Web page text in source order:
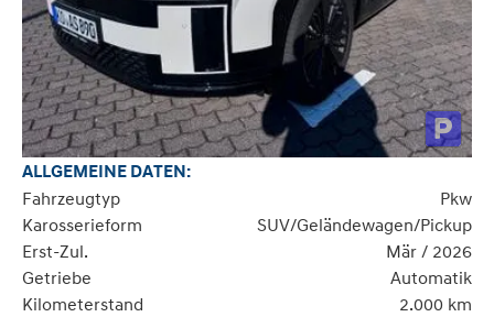
ALLGEMEINE DATEN:
Fahrzeugtyp
Pkw
Karosserieform
SUV/Geländewagen/Pickup
Erst-Zul.
Mär / 2026
Getriebe
Automatik
Kilometerstand
2.000 km